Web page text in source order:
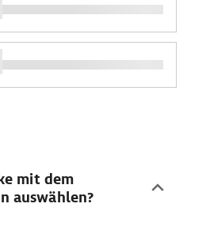
mit dem
auswählen?